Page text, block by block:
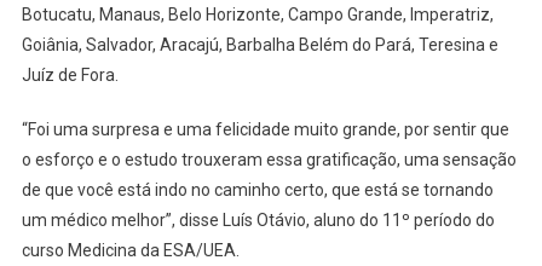
Botucatu, Manaus, Belo Horizonte, Campo Grande, Imperatriz,
Goiânia, Salvador, Aracajú, Barbalha Belém do Pará, Teresina e
Juíz de Fora.
“Foi uma surpresa e uma felicidade muito grande, por sentir que
o esforço e o estudo trouxeram essa gratificação, uma sensação
de que você está indo no caminho certo, que está se tornando
um médico melhor”, disse Luís Otávio, aluno do 11º período do
curso Medicina da ESA/UEA.